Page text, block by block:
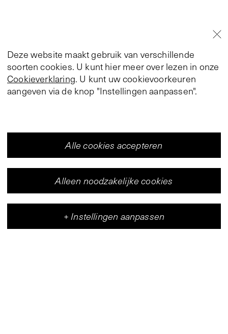
Deze website maakt gebruik van verschillende
soorten cookies. U kunt hier meer over lezen in onze
Cookieverklaring. U kunt uw cookievoorkeuren
aangeven via de knop "Instellingen aanpassen".
Alle cookies accepteren
Alleen noodzakelijke cookies
+ Instellingen aanpassen